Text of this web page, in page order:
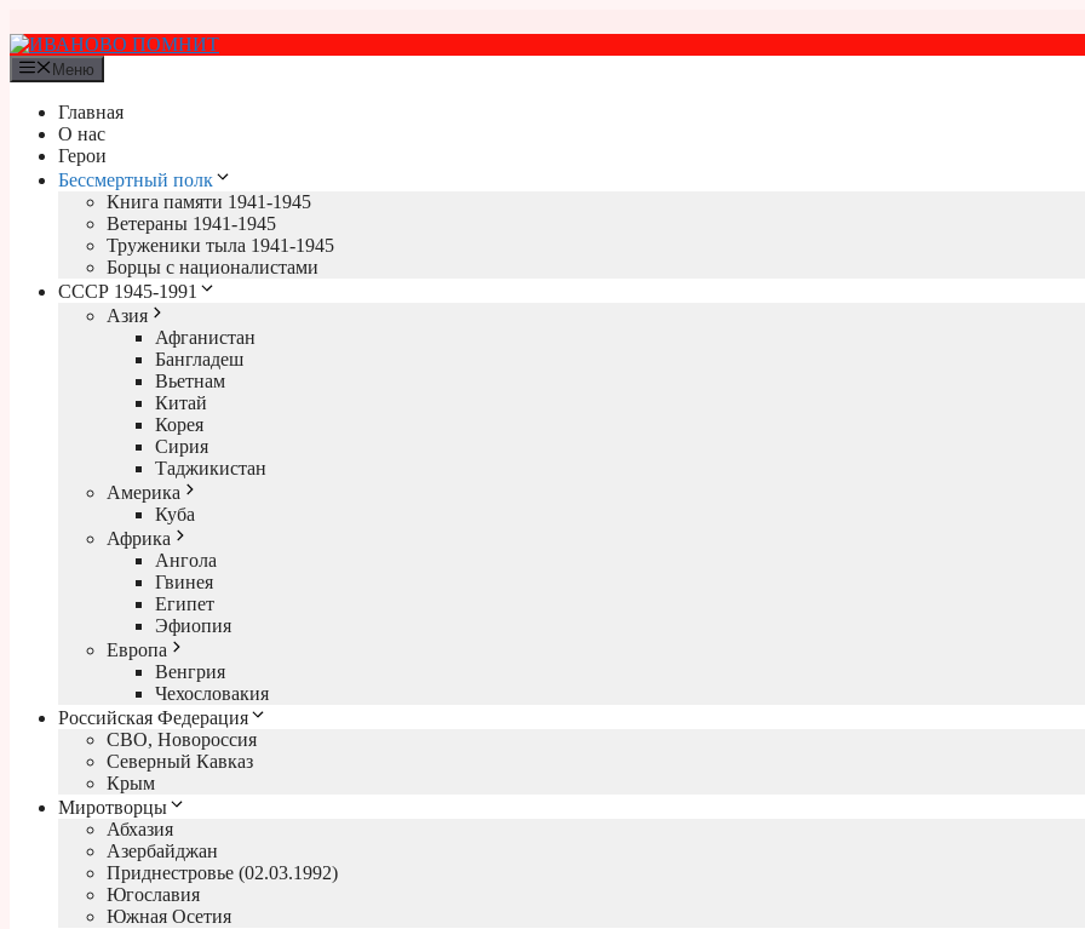
к
содержимому
Меню
Главная
О нас
Герои
Бессмертный полк
Книга памяти 1941-1945
Ветераны 1941-1945
Труженики тыла 1941-1945
Борцы с националистами
СССР 1945-1991
Азия
Афганистан
Бангладеш
Вьетнам
Китай
Корея
Сирия
Таджикистан
Америка
Куба
Африка
Ангола
Гвинея
Египет
Эфиопия
Европа
Венгрия
Чехословакия
Российская Федерация
СВО, Новороссия
Северный Кавказ
Крым
Миротворцы
Абхазия
Азербайджан
Приднестровье (02.03.1992)
Югославия
Южная Осетия